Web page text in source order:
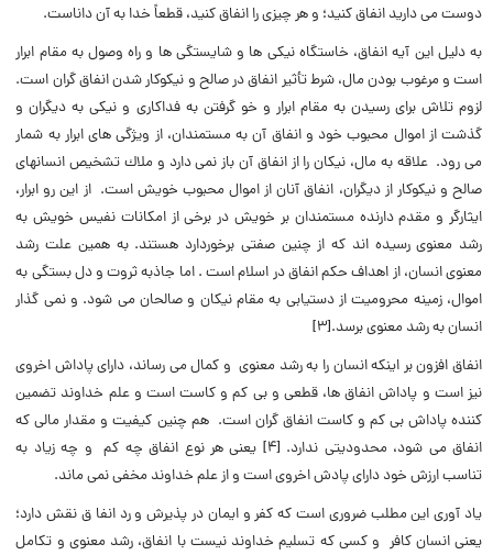
دوست مى ‏داريد انفاق كنيد؛ و هر چيزى را انفاق كنيد، قطعاً خدا به آن داناست.
به دلیل این آیه انفاق، خاستگاه نيكى ‏ها و شايستگى‏ ها و راه وصول به مقام ابرار
است و مرغوب بودن مال، شرط تأثير انفاق در صالح و نيكوكار شدن انفاق گران‏ است.
لزوم تلاش براى رسيدن به مقام ابرار و خو گرفتن به فداكارى و نيكى به ديگران‏ و
گذشت از اموال محبوب خود و انفاق آن به مستمندان، از ويژگى‏ هاى ابرار به شمار
می رود. علاقه به مال، نيكان را از انفاق آن باز نمى‏ دارد و ملاك تشخيص انسان‏هاى
صالح و نيكوكار از ديگران، انفاق آنان از اموال محبوب خويش است. از این رو ابرار،
ايثارگر و مقدم دارنده مستمندان بر خويش در برخى از امكانات نفيس خويش‏ به
رشد معنوی رسیده اند که از چنین صفتی برخوردارد هستند. به همین علت رشد
معنوى‏ انسان، از اهداف حكم انفاق در اسلام است . اما جاذبه ثروت و دل بستگى به
اموال، زمينه محروميت از دستيابى به مقام نيكان و صالحان‏ می شود. و نمی گذار
انسان به رشد معنوی برسد.[3]
انفاق افزون بر اینکه انسان را به رشد معنوی و کمال می رساند، دارای پاداش اخروی
نیز است و پاداش انفاق ‏ها، قطعى و بى كم و كاست است و علم خداوند تضمين
كننده پاداش بى كم و كاست انفاق گران است. هم چنین كيفيت و مقدار مالى كه
انفاق مى ‏شود، محدوديتى ندارد. [4] یعنی هر نوع انفاق چه کم و چه زیاد به
تناسب ارزش خود دارای پادش اخروی است و از علم خداوند مخفی نمی ماند.
یاد آوری این مطلب ضروری است که كفر و ايمان در پذيرش و رد انفا ق نقش دارد؛
یعنی انسان کافر و کسی که تسلیم خداوند نیست با انفاق، رشد معنوی و تکامل